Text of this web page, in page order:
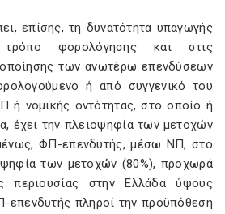
επίσης, τη δυνατότητα υπαγωγής
τρόπο φορολόγησης και στις
των ανωτέρω επενδύσεων
ή από συγγενικό του
νομικής οντότητας, στο οποίο ή
έχει την πλειοψηφία των μετοχών
ΦΠ-επενδυτής, μέσω ΝΠ, στο
των μετοχών (80%), προχωρά
περιουσίας στην Ελλάδα ύψους
επενδυτής πληροί την προϋπόθεση